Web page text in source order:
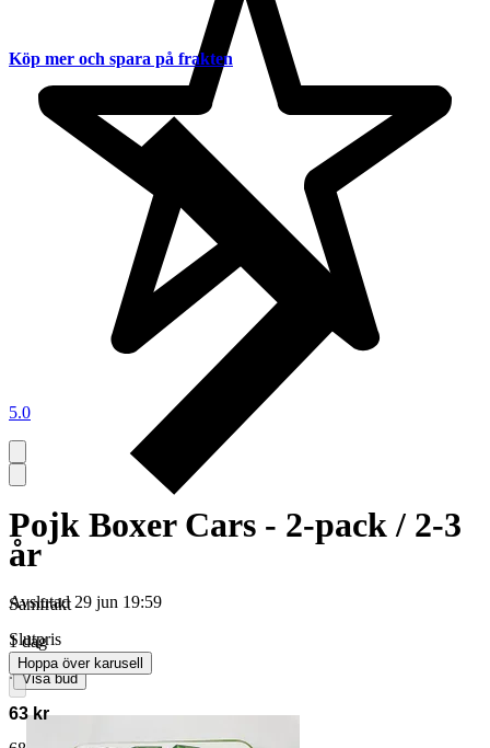
5.0
Pojk Boxer Cars - 2-pack / 2-3
år
Avslutad 29 jun 19:59
Slutpris
∙ Visa bud
63 kr
Köp mer och spara på frakten
Samfrakt
1 dag
Hoppa över karusell